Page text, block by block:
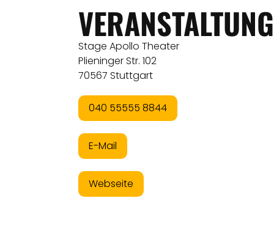
Stage Apollo Theater
Plieninger Str. 102
70567 Stuttgart
040 55555 8844
E-Mail
Webseite